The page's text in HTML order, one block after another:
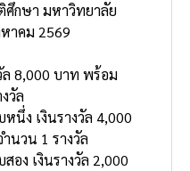
ศึกษา มหาวิทยาลัย
าคม 2569
ล 8,000 บาท พร้อม
วัล
นึ่ง เงินรางวัล 4,000
นวน 1 รางวัล
อง เงินรางวัล 2,000